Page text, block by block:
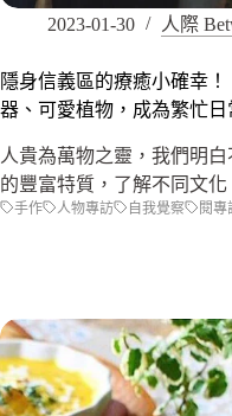
2023-01-30 人際
隱身信義區的療癒小確幸
器、可愛植物，成為繁忙
人貴為萬物之靈，我們明
的豐富特質，了解不同文
手作 人物專訪 自我覺察 閱專